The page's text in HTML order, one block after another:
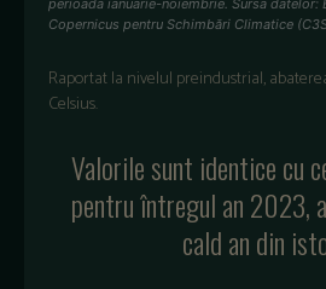
perioada ianuarie-noiembrie. Sursa datelor:
Copernicus pentru Schimbări Climatice
Raportat la nivelul preindustrial,
Celsius.
Valorilesunt identicecu
pentruîntregulan 2023,
caldan din